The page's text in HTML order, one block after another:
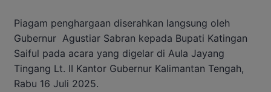
Piagam penghargaan diserahkan langsung oleh
Gubernur Agustiar Sabran kepada Bupati Katingan
Saiful pada acara yang digelar di Aula Jayang
Tingang Lt. II Kantor Gubernur Kalimantan Tengah,
Rabu 16 Juli 2025.